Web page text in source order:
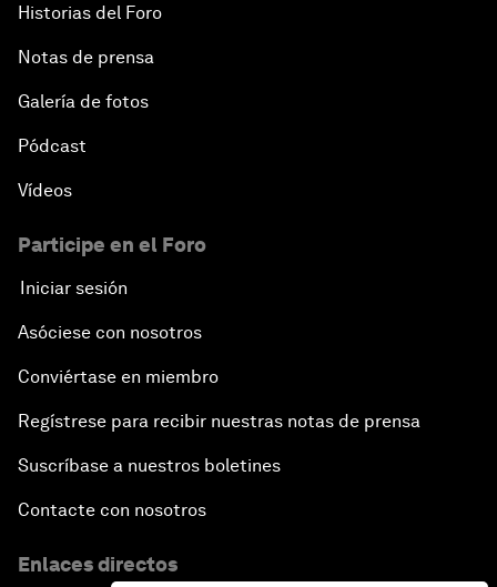
Historias del Foro
Notas de prensa
Galería de fotos
Pódcast
Vídeos
Participe en el Foro
Iniciar sesión
Asóciese con nosotros
Conviértase en miembro
Regístrese para recibir nuestras notas de prensa
Suscríbase a nuestros boletines
Contacte con nosotros
Enlaces directos